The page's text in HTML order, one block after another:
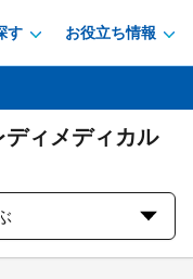
す お役立ち情報
ィメディカル